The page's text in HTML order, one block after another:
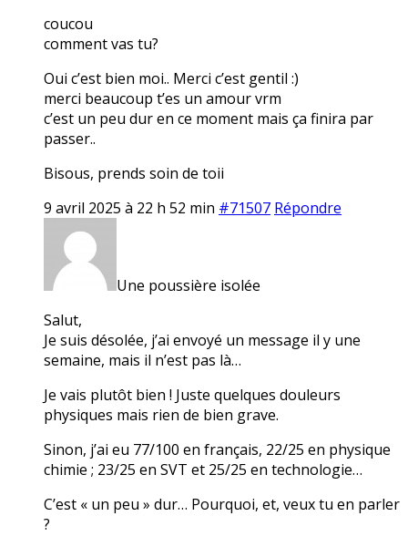
coucou
comment vas tu?
Oui c’est bien moi.. Merci c’est gentil :)
merci beaucoup t’es un amour vrm
c’est un peu dur en ce moment mais ça finira par
passer..
Bisous, prends soin de toii
9 avril 2025 à 22 h 52 min #71507 Répondre
Une poussière isolée
Salut,
Je suis désolée, j’ai envoyé un message il y une
semaine, mais il n’est pas là…
Je vais plutôt bien ! Juste quelques douleurs
physiques mais rien de bien grave.
Sinon, j’ai eu 77/100 en français, 22/25 en physique
chimie ; 23/25 en SVT et 25/25 en technologie…
C’est « un peu » dur… Pourquoi, et, veux tu en parler
?